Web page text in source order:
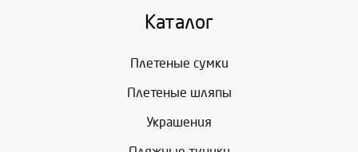
Каталог
Плетеные сумки
Плетеные шляпы
Украшения